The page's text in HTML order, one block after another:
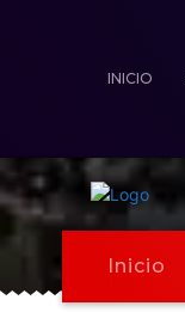
INICIO
Inicio